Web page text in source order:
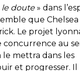
le doute» dans
que
Le projet
concurrence au
mettra dans les
et progresser. Il